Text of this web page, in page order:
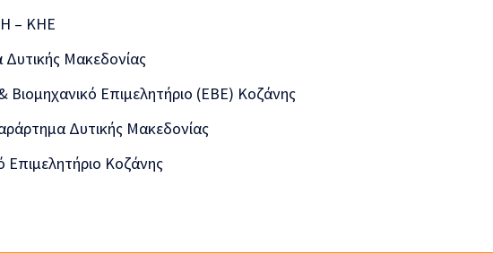
– ΚΗΕ
Μακεδονίας
Βιομηχανικό Επιμελητήριο (ΕΒΕ) Κοζάνης
Δυτικής Μακεδονίας
Επιμελητήριο Κοζάνης